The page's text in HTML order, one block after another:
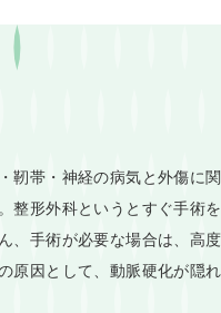
靭帯・神経の病気と外傷に
整形外科というとすぐ手術
、手術が必要な場合は、高
原因として、動脈硬化が隠